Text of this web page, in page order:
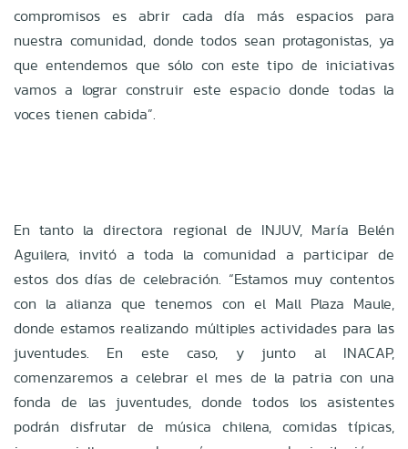
compromisos es abrir cada día más espacios para
nuestra comunidad, donde todos sean protagonistas, ya
que entendemos que sólo con este tipo de iniciativas
vamos a lograr construir este espacio donde todas la
voces tienen cabida”.
En tanto la directora regional de INJUV, María Belén
Aguilera, invitó a toda la comunidad a participar de
estos dos días de celebración. “Estamos muy contentos
con la alianza que tenemos con el Mall Plaza Maule,
donde estamos realizando múltiples actividades para las
juventudes. En este caso, y junto al INACAP,
comenzaremos a celebrar el mes de la patria con una
fonda de las juventudes, donde todos los asistentes
podrán disfrutar de música chilena, comidas típicas,